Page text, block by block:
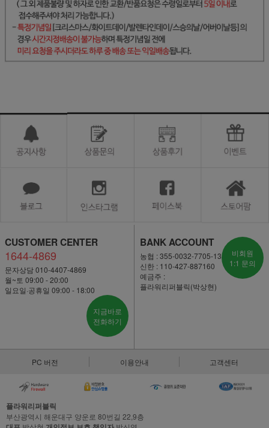
CUSTOMER CENTER
1644-4869
문자상담 010-4407-4869
월~토 09:00 - 20:00
일요일·공휴일 09:00 - 18:00
지금바로
전화하기
BANK ACCOUNT
농협 : 355-0032-7705-13
신한 : 110-427-887160
예금주 :
플라워리퍼블릭(박상현)
비회원
1:1 문의
PC 버전 이용안내 고객센터
플라워리퍼블릭
부산광역시 해운대구 양운로 80번길 22,9층